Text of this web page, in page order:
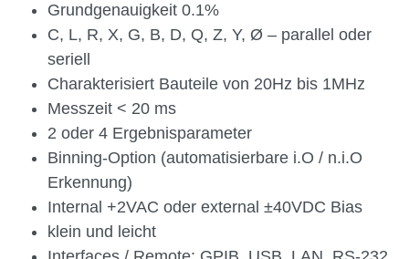
Grundgenauigkeit 0.1%
C, L, R, X, G, B, D, Q, Z, Y, Ø – parallel oder
seriell
Charakterisiert Bauteile von 20Hz bis 1MHz
Messzeit < 20 ms
2 oder 4 Ergebnisparameter
Binning-Option (automatisierbare i.O / n.i.O
Erkennung)
Internal +2VAC oder external ±40VDC Bias
klein und leicht